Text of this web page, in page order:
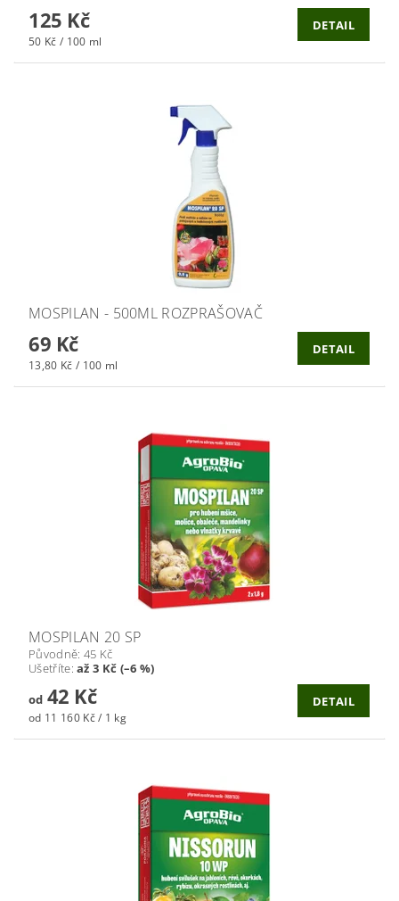
125 Kč
50 Kč / 100 ml
DETAIL
MOSPILAN - 500ML ROZPRAŠOVAČ
69 Kč
13,80 Kč / 100 ml
DETAIL
MOSPILAN 20 SP
Původně: 45 Kč
Ušetříte:až 3 Kč (–6 %)
od42 Kč
od 11 160 Kč / 1 kg
DETAIL